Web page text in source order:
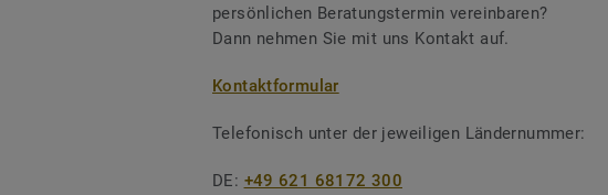
persönlichen Beratungstermin vereinbaren?
Dann nehmen Sie mit uns Kontakt auf.
Kontaktformular
Telefonisch unter der jeweiligen Ländernummer:
DE: +49 621 68172 300